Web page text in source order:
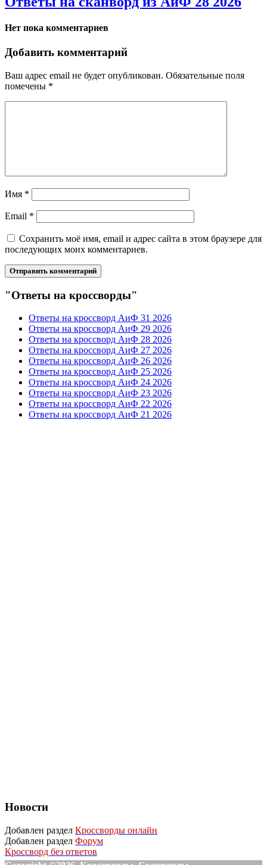
Нет пока комментариев
Добавить комментарий
Ваш адрес email не будет опубликован. Обязательные поля
помечены *
Имя *
Email *
Сохранить моё имя, email и адрес сайта в этом браузере для
последующих моих комментариев.
"Ответы на кроссворды"
Ответы на кроссворд АиФ 31 2026
Ответы на кроссворд АиФ 29 2026
Ответы на кроссворд АиФ 28 2026
Ответы на кроссворд АиФ 27 2026
Ответы на кроссворд АиФ 26 2026
Ответы на кроссворд АиФ 25 2026
Ответы на кроссворд АиФ 24 2026
Ответы на кроссворд АиФ 23 2026
Ответы на кроссворд АиФ 22 2026
Ответы на кроссворд АиФ 21 2026
Новости
Добавлен раздел Кроссворды онлайн
Добавлен раздел Форум
Кроссворд без ответов